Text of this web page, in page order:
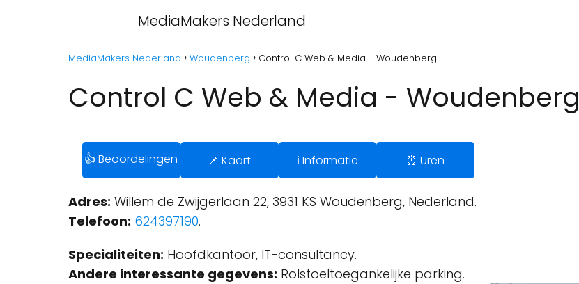
MediaMakers Nederland
MediaMakers Nederland Woudenberg Control C Web & Media - Woudenberg
Control C Web & Media - Woudenberg
👍 Beoordelingen 📌 Kaart ℹ️ Informatie ⏰ Uren
Adres: Willem de Zwijgerlaan 22, 3931 KS Woudenberg, Nederland.
Telefoon: 624397190.
Specialiteiten: Hoofdkantoor, IT-consultancy.
Andere interessante gegevens: Rolstoeltoegankelijke parking.